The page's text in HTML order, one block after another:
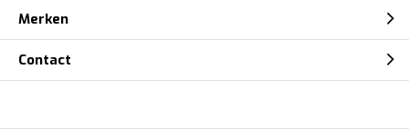
Merken
Contact